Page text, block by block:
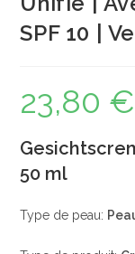
SPF 10 |
23,80 €
50 ml
Type de peau: